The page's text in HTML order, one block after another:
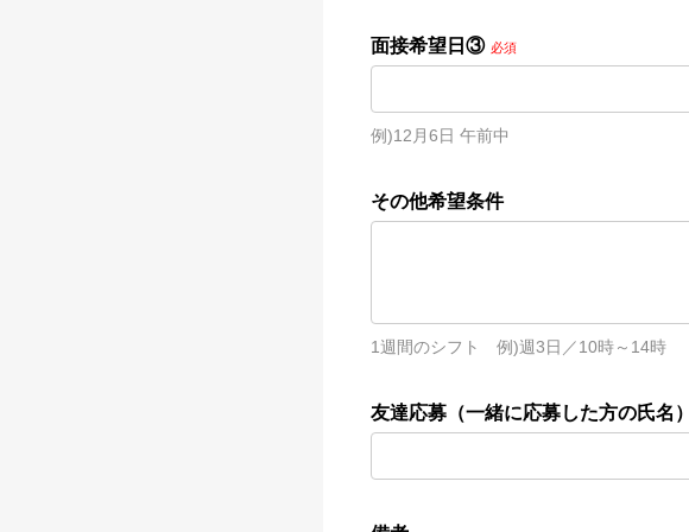
面接希望日③ 必須
例)12月6日 午前中
その他希望条件
1週間のシフト　例)週3日／10時～14時
友達応募（一緒に応募した方の氏名）